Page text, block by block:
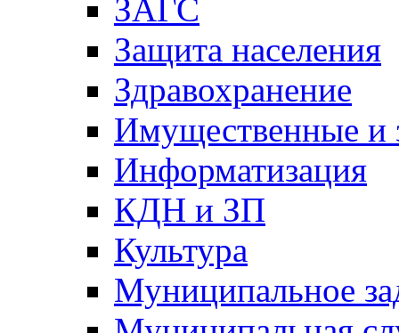
ЗАГС
Защита населения
Здравохранение
Имущественные и
Информатизация
КДН и ЗП
Культура
Муниципальное